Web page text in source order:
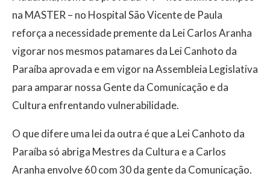
na MASTER – no Hospital São Vicente de Paula
reforça a necessidade premente da Lei Carlos Aranha
vigorar nos mesmos patamares da Lei Canhoto da
Paraíba aprovada e em vigor na Assembleia Legislativa
para amparar nossa Gente da Comunicação e da
Cultura enfrentando vulnerabilidade.
O que difere uma lei da outra é que a Lei Canhoto da
Paraíba só abriga Mestres da Cultura e a Carlos
Aranha envolve 60 com 30 da gente da Comunicação.